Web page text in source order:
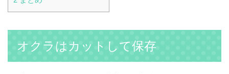
オクラはカットして保存